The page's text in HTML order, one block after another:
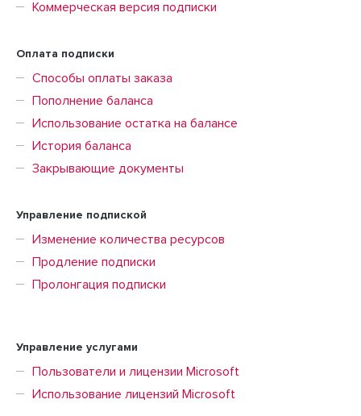
Коммерческая версия подписки
Оплата подписки
Способы оплаты заказа
Пополнение баланса
Использование остатка на балансе
История баланса
Закрывающие документы
Управление подпиской
Изменение количества ресурсов
Продление подписки
Пролонгация подписки
Управление услугами
Пользователи и лицензии Microsoft
Использование лицензий Microsoft